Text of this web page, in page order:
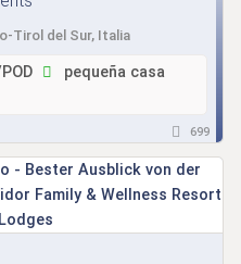
Tirol del Sur, Italia
pequeña casa
699